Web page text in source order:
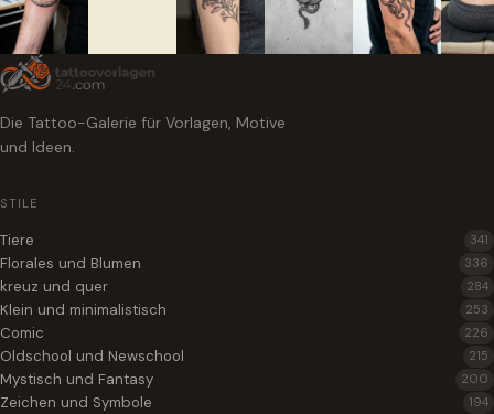
Die Tattoo-Galerie für Vorlagen, Motive
und Ideen.
STILE
Tiere 341
Florales und Blumen 336
kreuz und quer 284
Klein und minimalistisch 253
Comic 226
Oldschool und Newschool 215
Mystisch und Fantasy 200
Zeichen und Symbole 194